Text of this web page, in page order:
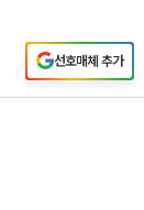
선호매체 추가